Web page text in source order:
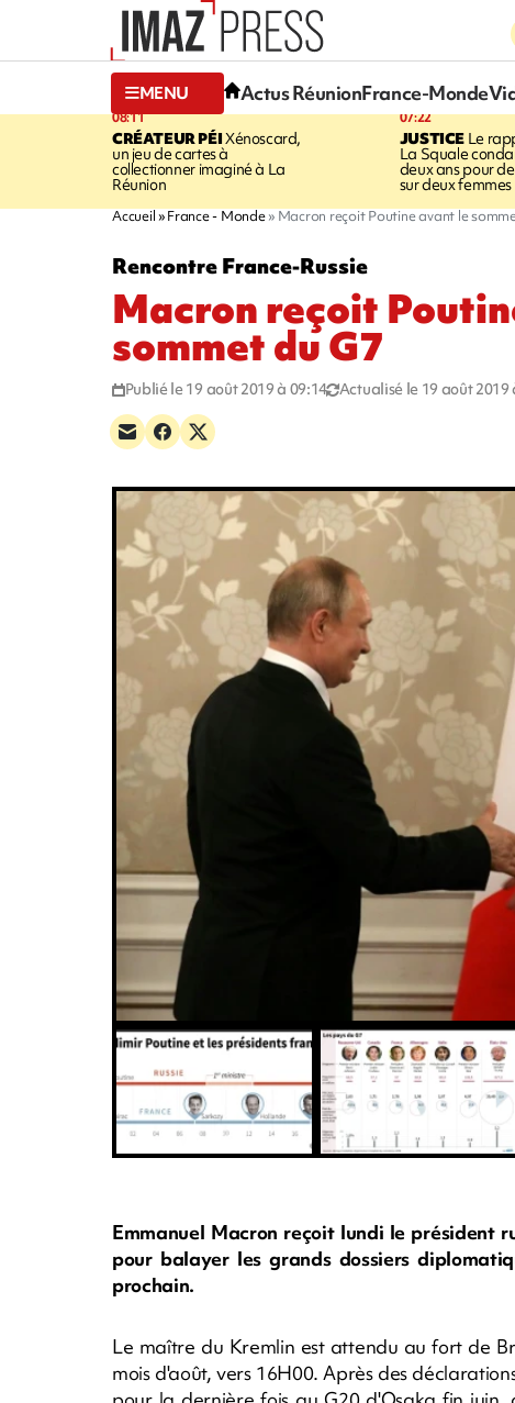
MENU Actus RéunionFrance-Monde
08:11
CRÉATEUR PÉIXénoscard,
un jeu de cartes à
collectionner imaginé à La
Réunion
07:22
JUSTICE Le
La Squale
deux ans pour
sur deux femmes
Accueil France - Monde Macron reçoit Poutine avant le
Rencontre France-Russie
Macron reçoit
sommet du G7
Publié le 19 août 2019 à 09:14 Actualisé le 19 août 2019
Emmanuel Macron reçoit lundi le président
pour balayer les grands dossiers
prochain.
Le maître du Kremlin est attendu au fort de
mois d'août, vers 16H00. Après des